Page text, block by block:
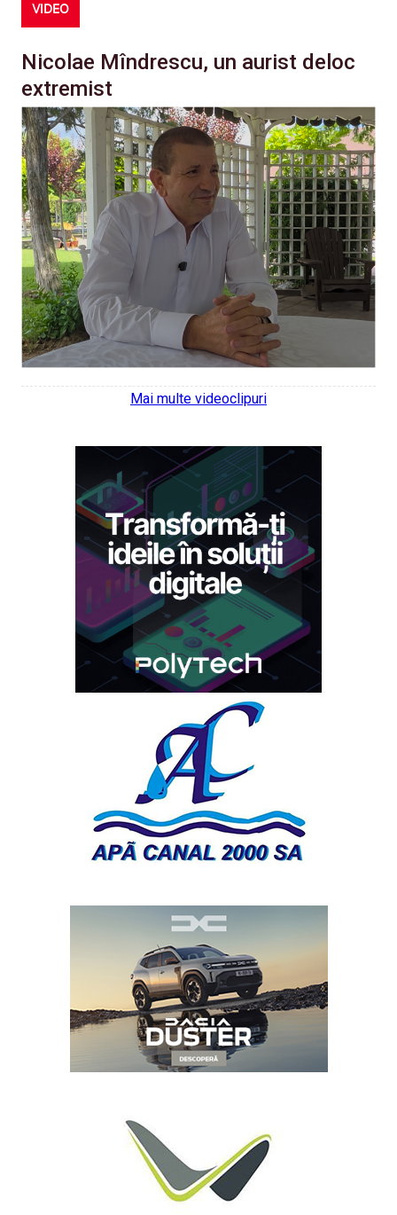
VIDEO
Nicolae Mîndrescu, un aurist deloc
extremist
Mai multe videoclipuri